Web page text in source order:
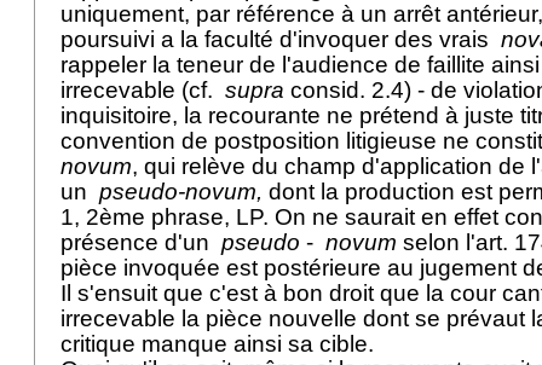
uniquement, par référence à un arrêt
poursuivi a la faculté d'invoquer des vrais
rappeler la teneur de l'audience de faillite
irrecevable (cf. supra consid. 2.4) - de
inquisitoire, la recourante ne prétend à juste
convention de postposition litigieuse ne
novum, qui relève du champ d'application de l'
un pseudo-novum, dont la production est
1, 2ème phrase, LP. On ne saurait en effet
présence d'un pseudo - novum selon l'art.
pièce invoquée est postérieure au jugement
Il s'ensuit que c'est à bon droit que la cour
irrecevable la pièce nouvelle dont se prévaut
critique manque ainsi sa cible.